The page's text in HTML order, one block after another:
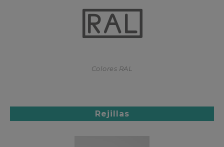
Colores RAL
Rejillas